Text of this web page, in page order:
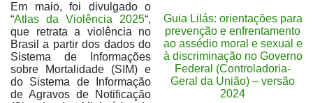
Em maio, foi divulgado o
“Atlas da Violência 2025“,
que retrata a violência no
Brasil a partir dos dados do
Sistema de Informações
sobre Mortalidade (SIM) e
do Sistema de Informação
de Agravos de Notificação
Guia Lilás: orientações para
prevenção e enfrentamento
ao assédio moral e sexual e
à discriminação no Governo
Federal (Controladoria-
Geral da União) – versão
2024